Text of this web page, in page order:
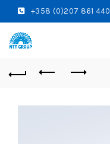
+358 (0)207 861 440